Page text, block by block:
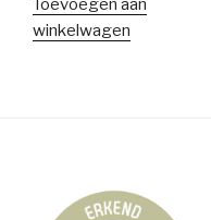
Toevoegen aan
winkelwagen